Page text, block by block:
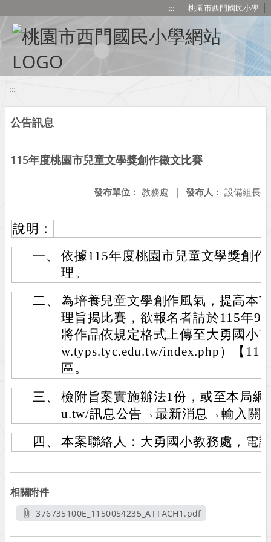
::: 桃園市西門國民小學
:::
公告訊息
115年度桃園市兒童文學獎創作徵文比賽
發布人： 設備組長
發布單位： 教務處 |
說明：
一、
依據115年度桃園市兒童文學獎創
理。
二、
為培養兒童文學創作風氣，提高本
理旨揭比賽，欲報名者請於115年9
將作品依規定格式上傳至大勇國小
w.typs.tyc.edu.tw/index.php）【
區。
三、
檢附旨案實施辦法1份，或至本局網
u.tw/訊息公告→最新消息→輸入關
四、
本案聯絡人：大勇國小教務處，電
相關附件
376735100E_1150054235_ATTACH1.pdf